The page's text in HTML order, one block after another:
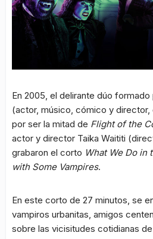
En 2005, el delirante dúo
(actor, músico, cómico y
por ser la mitad de Flight of the
actor y director Taika Waititi
grabaron el corto What We Do in
with Some Vampires.
En este corto de 27 minutos, se
vampiros urbanitas, amigos
sobre las vicisitudes cotidianas